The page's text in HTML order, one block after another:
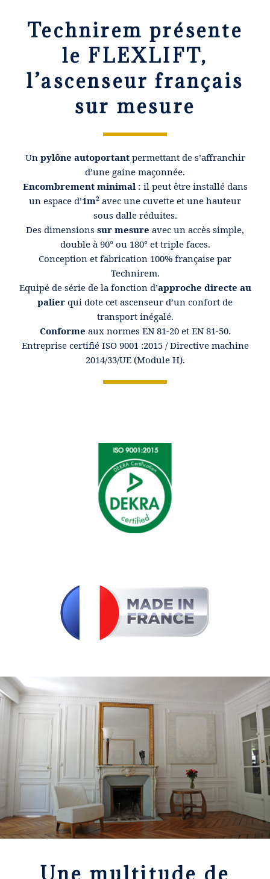
Technirem présente
le FLEXLIFT,
l’ascenseur français
sur mesure
Un pylône autoportantpermettant de s’affranchir
d’une gaine maçonnée.
Encombrement minimal : il peut être installé dans
un espace d’1m² avec une cuvette et une hauteur
sous dalle réduites.
Des dimensions sur mesure avec un accès simple,
double à 90° ou 180° et triple faces.
Conception et fabrication 100% française par
Technirem.
Equipé de série de la fonction d’approche directe au
palier qui dote cet ascenseur d’un confort de
transport inégalé.
Conforme aux normes EN 81-20 et EN 81-50.
Entreprise certifié ISO 9001 :2015 / Directive machine
2014/33/UE (Module H).
Une multitude de